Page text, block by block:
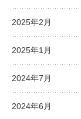
2025年2月
2025年1月
2024年7月
2024年6月